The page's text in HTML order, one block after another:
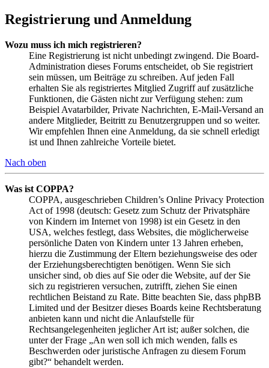
Registrierung und Anmeldung
Wozu muss ich mich registrieren?
Eine Registrierung ist nicht unbedingt zwingend. Die Board-
Administration dieses Forums entscheidet, ob Sie registriert
sein müssen, um Beiträge zu schreiben. Auf jeden Fall
erhalten Sie als registriertes Mitglied Zugriff auf zusätzliche
Funktionen, die Gästen nicht zur Verfügung stehen: zum
Beispiel Avatarbilder, Private Nachrichten, E-Mail-Versand an
andere Mitglieder, Beitritt zu Benutzergruppen und so weiter.
Wir empfehlen Ihnen eine Anmeldung, da sie schnell erledigt
ist und Ihnen zahlreiche Vorteile bietet.
Nach oben
Was ist COPPA?
COPPA, ausgeschrieben Children’s Online Privacy Protection
Act of 1998 (deutsch: Gesetz zum Schutz der Privatsphäre
von Kindern im Internet von 1998) ist ein Gesetz in den
USA, welches festlegt, dass Websites, die möglicherweise
persönliche Daten von Kindern unter 13 Jahren erheben,
hierzu die Zustimmung der Eltern beziehungsweise des oder
der Erziehungsberechtigten benötigen. Wenn Sie sich
unsicher sind, ob dies auf Sie oder die Website, auf der Sie
sich zu registrieren versuchen, zutrifft, ziehen Sie einen
rechtlichen Beistand zu Rate. Bitte beachten Sie, dass phpBB
Limited und der Besitzer dieses Boards keine Rechtsberatung
anbieten kann und nicht die Anlaufstelle für
Rechtsangelegenheiten jeglicher Art ist; außer solchen, die
unter der Frage „An wen soll ich mich wenden, falls es
Beschwerden oder juristische Anfragen zu diesem Forum
gibt?“ behandelt werden.